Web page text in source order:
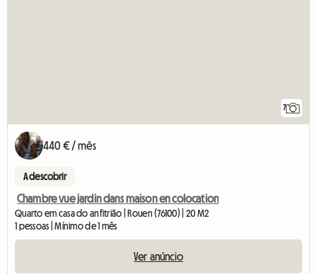
7
440 € / mês
A descobrir
Chambre vue jardin dans maison en colocation
Quarto em casa do anfitrião | Rouen (76100) | 20 M2
1 pessoas | Mínimo de 1 mês
Ver anúncio